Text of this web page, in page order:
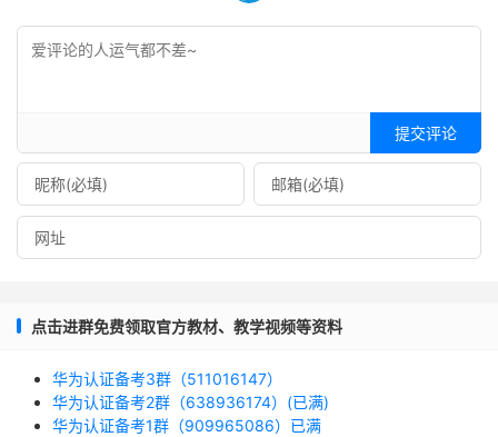
提交评论
点击进群免费领取官方教材、教学视频等资料
华为认证备考3群（511016147）
华为认证备考2群（638936174）(已满)
华为认证备考1群（909965086）已满